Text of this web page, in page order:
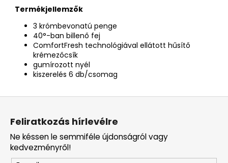
Termékjellemzők
3 krómbevonatú penge
40°-ban billenő fej
ComfortFresh technológiával ellátott hűsítő
krémezőcsík
gumírozott nyél
kiszerelés 6 db/csomag
L
Feliratkozás hírlevélre
Ne késsen le semmiféle újdonságról vagy
kedvezményről!